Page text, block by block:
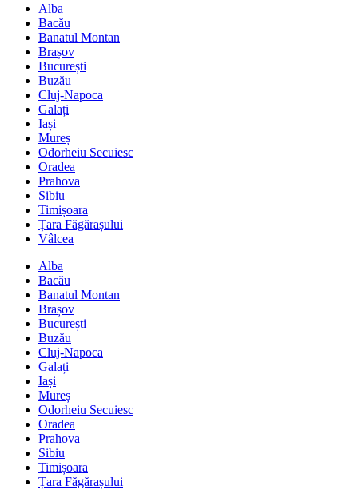
Alba
Bacău
Banatul Montan
Brașov
București
Buzău
Cluj-Napoca
Galați
Iași
Mureș
Odorheiu Secuiesc
Oradea
Prahova
Sibiu
Timișoara
Țara Făgărașului
Vâlcea
Alba
Bacău
Banatul Montan
Brașov
București
Buzău
Cluj-Napoca
Galați
Iași
Mureș
Odorheiu Secuiesc
Oradea
Prahova
Sibiu
Timișoara
Țara Făgărașului